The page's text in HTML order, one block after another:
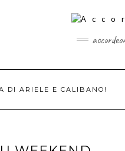
DI ARIELE E CALIBANO!